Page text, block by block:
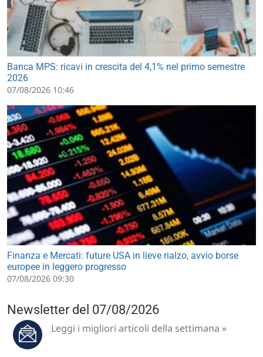
Banca MPS: ricavi in crescita del 4,1% nel primo semestre
2026
07/08/2026 10:46
Finanza e Mercati: future USA in lieve rialzo, avvio borse
europee in leggero progresso
07/08/2026 09:30
Newsletter del 07/08/2026
Leggi i migliori articoli della settimana »